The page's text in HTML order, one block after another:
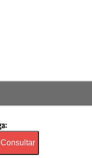
Consultar